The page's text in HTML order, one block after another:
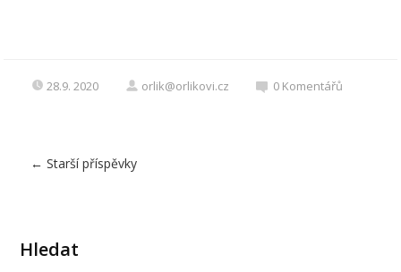
28.9. 2020 orlik@orlikovi.cz 0 Komentářů
← Starší příspěvky
Hledat